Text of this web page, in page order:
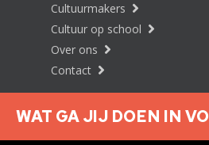
Cultuurmakers
Cultuur op school
Over ons
Contact
WAT GA JIJ DOEN IN